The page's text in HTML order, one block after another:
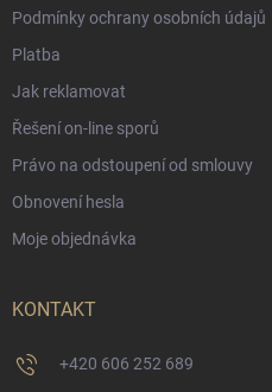
Podmínky ochrany osobních údajů
Platba
Jak reklamovat
Řešení on-line sporů
Právo na odstoupení od smlouvy
Obnovení hesla
Moje objednávka
KONTAKT
+420 606 252 689